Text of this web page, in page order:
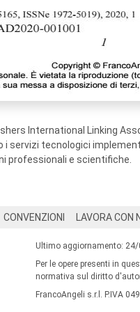
International Linking
servizi tecnologici
professionali e scientifiche.
CONVENZIONI LAVORA CON
Ultimo aggiornamento:
Per le opere presenti in
normativa sul diritto
FrancoAngeli s.r.l. P.IVA